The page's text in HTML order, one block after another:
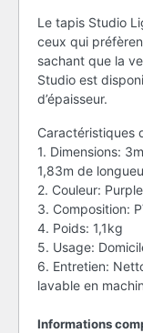
Le tapis Studio
ceux qui
sachant que la
Studio est
d’épaisseur.
Caractéristiques
1. Dimensions:
1,83m de
2. Couleur: Purple
3. Composition:
4. Poids: 1,1kg
5. Usage:
6. Entretien:
lavable en
Informations